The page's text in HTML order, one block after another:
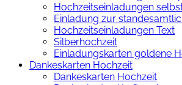
Hochzeitseinladungen
Einladung zur
Hochzeitseinladungen Text
Silberhochzeit
Einladungskarten goldene
Dankeskarten Hochzeit
Dankeskarten Hochzeit